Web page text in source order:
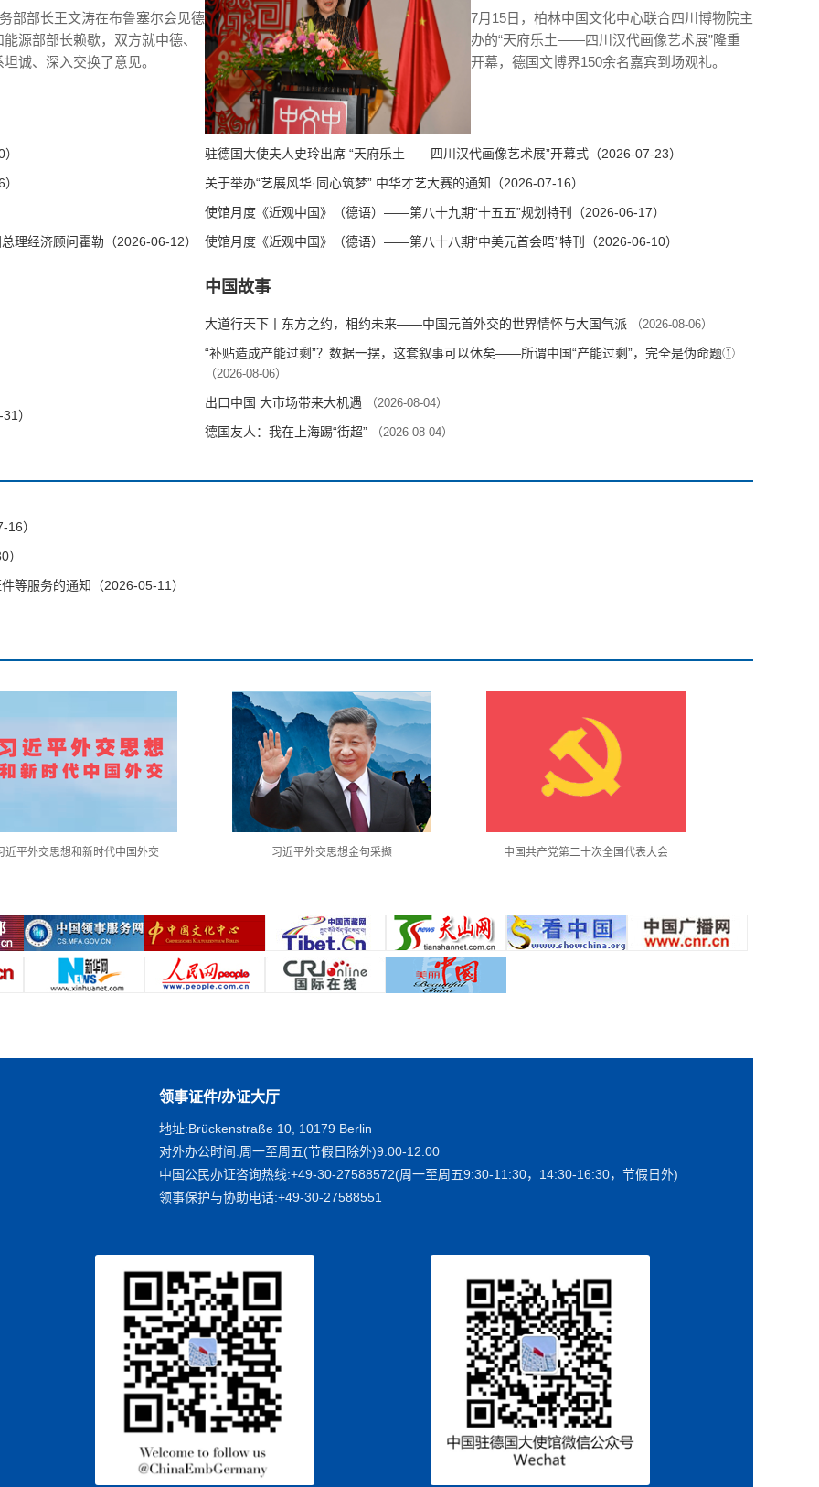
部部长王文涛在布鲁塞尔会见德
源部部长赖歇，双方就中德、
诚、深入交换了意见。
理经济顾问霍勒（2026-06-12）
7月15日，柏林中国文化中心联合四川博物院主
办的“天府乐土——四川汉代画像艺术展”隆重
开幕，德国文博界150余名嘉宾到场观礼。
驻德国大使夫人史玲出席 “天府乐土——四川汉代画像艺术展”开幕式（2026-07-23）
关于举办“艺展风华·同心筑梦” 中华才艺大赛的通知（2026-07-16）
使馆月度《近观中国》（德语）——第八十九期“十五五”规划特刊（2026-06-17）
使馆月度《近观中国》（德语）——第八十八期“中美元首会晤”特刊（2026-06-10）
）
中国故事
大道行天下丨东方之约，相约未来——中国元首外交的世界情怀与大国气派 （2026-08-06）
“补贴造成产能过剩”？数据一摆，这套叙事可以休矣——所谓中国“产能过剩”，完全是伪命题①
（2026-08-06）
出口中国 大市场带来大机遇 （2026-08-04）
德国友人：我在上海踢“街超” （2026-08-04）
）
等服务的通知（2026-05-11）
近平外交思想和新时代中国外交 习近平外交思想金句采撷 中国共产党第二十次全国代表大会
领事证件/办证大厅
地址:Brückenstraße 10, 10179 Berlin
对外办公时间:周一至周五(节假日除外)9:00-12:00
中国公民办证咨询热线:+49-30-27588572(周一至周五9:30-11:30，14:30-16:30，节假日外)
领事保护与协助电话:+49-30-27588551